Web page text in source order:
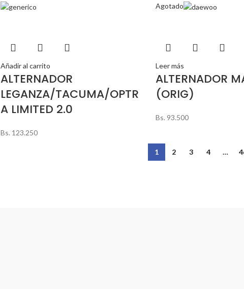
Añadir al carrito
ALTERNADOR
LEGANZA/TACUMA/OPTR
A LIMITED 2.0
Bs. 123.250
Agotado
Leer más
ALTERNADOR
(ORIG)
Bs. 93.500
1 2 3 4 …